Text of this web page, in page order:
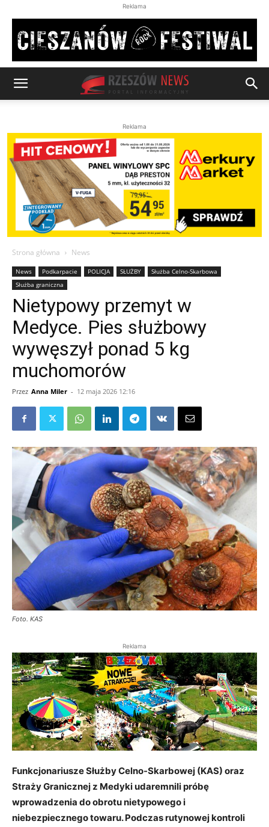
Reklama
Reklama
Strona główna News
News Podkarpacie POLICJA SŁUŻBY
Służba Celno-Skarbowa
Służba graniczna
Nietypowy przemyt w
Medyce. Pies służbowy
wywęszył ponad 5 kg
muchomorów
Przez Anna Miler - 12 maja 2026 12:16
Foto. KAS
Reklama
Funkcjonariusze Służby Celno-Skarbowej (KAS) oraz
Straży Granicznej z Medyki udaremnili próbę
wprowadzenia do obrotu nietypowego i
niebezpiecznego towaru. Podczas rutynowej kontroli